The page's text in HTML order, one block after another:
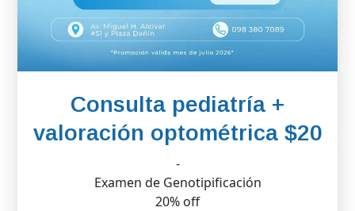
Consulta pediatría +
valoración optométrica $20
-
Examen de Genotipificación
20% off